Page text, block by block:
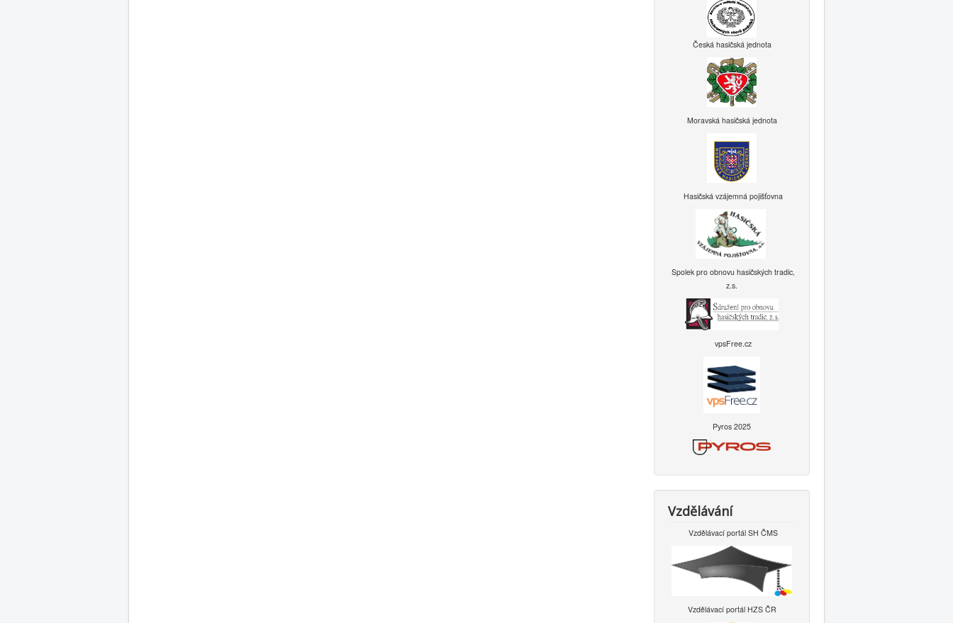
Česká hasičská jednota
Moravská hasičská jednota
Hasičská vzájemná pojišťovna
Spolek pro obnovu hasičských tradic,
z.s.
vpsFree.cz
Pyros 2025
Vzdělávání
Vzdělávací portál SH ČMS
Vzdělávací portál HZS ČR